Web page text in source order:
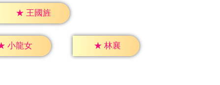
★ 王國旌
小龍女 ★ 林襄